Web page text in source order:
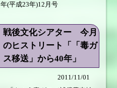
年(平成23年)12月号
戦後文化シアター 今月
のヒストリート「「毒ガ
ス移送」から40年」
2011/11/01